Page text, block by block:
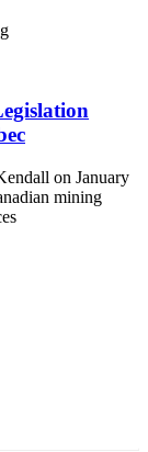
on January
mining